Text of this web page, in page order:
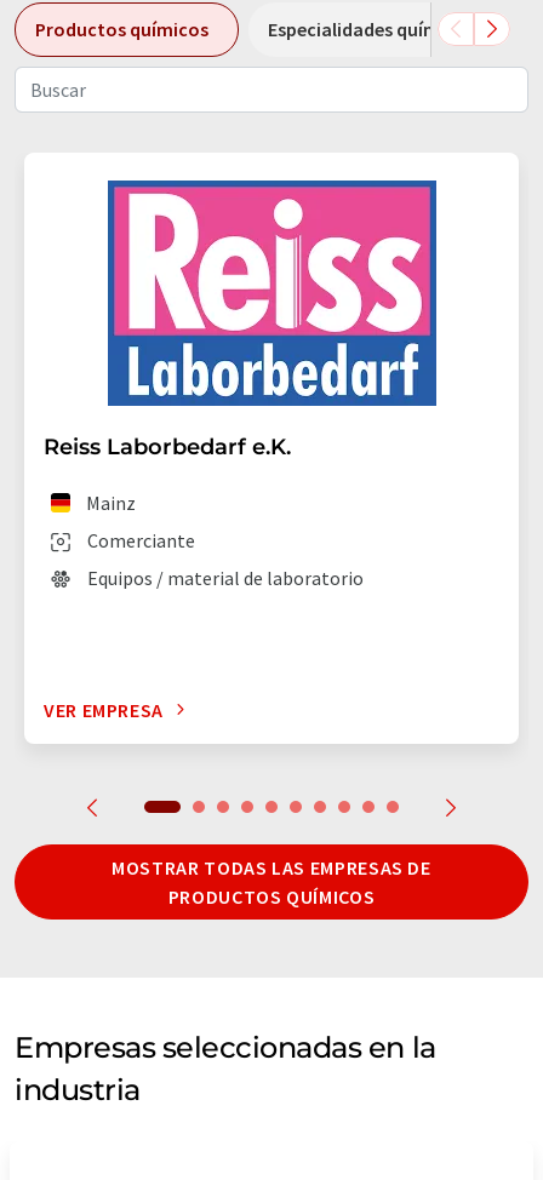
Productos químicos Especialidades químicas
Reiss Laborbedarf e.K.
Comerciante
Mainz
Equipos / material de laboratorio
VER EMPRESA
MOSTRAR TODAS LAS EMPRESAS DE
PRODUCTOS QUÍMICOS
Empresas seleccionadas en la
industria